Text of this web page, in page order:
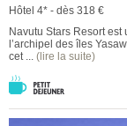
Hôtel 4* - dès 318 €
Navutu Stars Resort
l’archipel des îles
cet ... (lire la suite)